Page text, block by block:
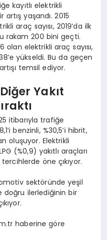
kayıtlı elektrikli
yaşandı. 2015
araç sayısı, 2019’da ilk
rakam 200 bini geçti.
olan elektrikli araç sayısı,
yükseldi. Bu da geçen
temsil ediyor.
Yakıt
itibarıyla trafiğe
benzinli, %30,5’i hibrit,
oluşuyor. Elektrikli
(%0,9) yakıtlı araçları
öne çıkıyor.
sektöründe yeşil
doğru ilerlediğinin bir
haberine göre